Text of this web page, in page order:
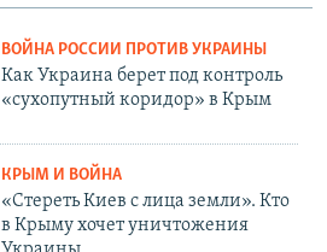
ВОЙНА РОССИИ ПРОТИВ УКРАИНЫ
Как Украина берет под контроль
«сухопутный коридор» в Крым
КРЫМ И ВОЙНА
«Стереть Киев с лица земли». Кто
в Крыму хочет уничтожения